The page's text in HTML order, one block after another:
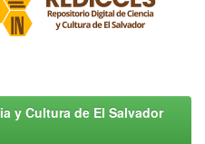
y Cultura de El Salvador